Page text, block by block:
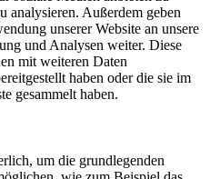
analysieren. Außerdem geben
unserer Website an unsere
und Analysen weiter. Diese
mit weiteren Daten
haben oder die sie im
gesammelt haben.
um die grundlegenden